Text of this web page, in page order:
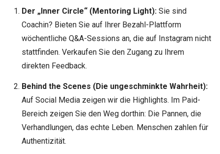
Der „Inner Circle“ (Mentoring Light):Sie sind
Coachin? Bieten Sie auf Ihrer Bezahl-Plattform
wöchentliche Q&A-Sessions an, die auf Instagram nicht
stattfinden. Verkaufen Sie den Zugang zu Ihrem
direkten Feedback.
Behind the Scenes (Die ungeschminkte Wahrheit):
Auf Social Media zeigen wir die Highlights. Im Paid-
Bereich zeigen Sie den Weg dorthin: Die Pannen, die
Verhandlungen, das echte Leben. Menschen zahlen für
Authentizität.